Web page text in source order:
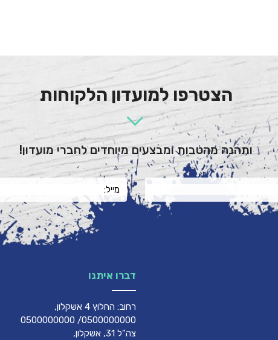
הצטרפו למועדון הלקוחות
ותהנה מהטבות ומבצעים מיוחדים לחברי מועדון!
דברו איתנו
רחוב: החלוץ 4 אשקלון,
0500000000/ 0500000000
צה"ל 31, אשקלון,